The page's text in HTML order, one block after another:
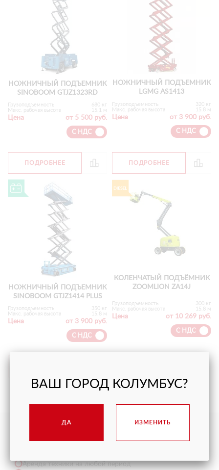
НОЖНИЧНЫЙ ПОДЪЕМНИК
SINOBOOM GTJZ1323RD
Грузоподъемность
680 кг
Макс. рабочая высота
15.1 м
Цена от 5 500 руб.
С НДС
ПОДРОБНЕЕ
НОЖНИЧНЫЙ ПОДЪЕМНИК
LGMG AS1413
Грузоподъемность
320 кг
Макс. рабочая высота
15.8 м
Цена от 3 900 руб.
С НДС
ПОДРОБНЕЕ
НОЖНИЧНЫЙ ПОДЪЕМНИК
SINOBOOM GTJZ1414 PLUS
Грузоподъемность
350 кг
Макс. рабочая высота
15.8 м
Цена от 3 900 руб.
С НДС
КОЛЕНЧАТЫЙ ПОДЪЁМНИК
ZOOMLION ZA14J
Грузоподъемность
300 кг
Макс. рабочая высота
15.8 м
Цена от 10 269 руб.
С НДС
Аренда техники на любой период
ВАШ ГОРОД КОЛУМБУС?
ДА ИЗМЕНИТЬ